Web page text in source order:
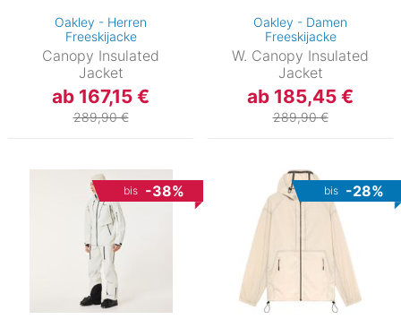
Oakley - Herren
Freeskijacke
Canopy Insulated
Jacket
ab 167,15 €
289,90 €
Oakley - Damen
Freeskijacke
W. Canopy Insulated
Jacket
ab 185,45 €
289,90 €
bis -38% bis -28%